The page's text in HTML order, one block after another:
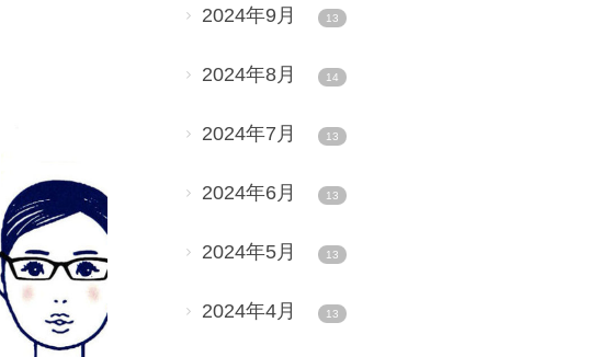
2024年9月 13
2024年8月 14
2024年7月 13
2024年6月 13
2024年5月 13
2024年4月 13